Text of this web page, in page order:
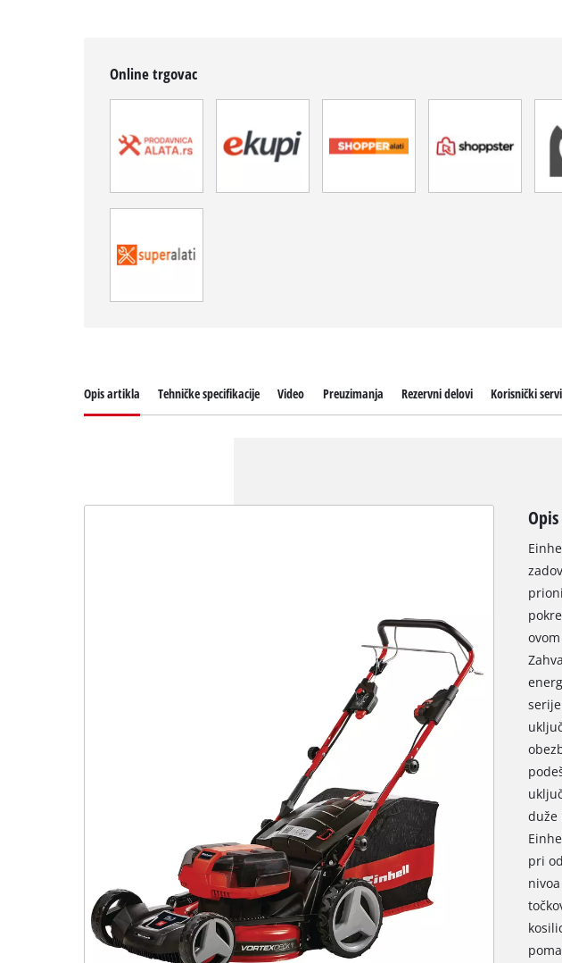
Online trgovac
Opis artikla Tehničke specifikacije Video Preuzimanja Rezervni delovi Korisnički
duže
pri